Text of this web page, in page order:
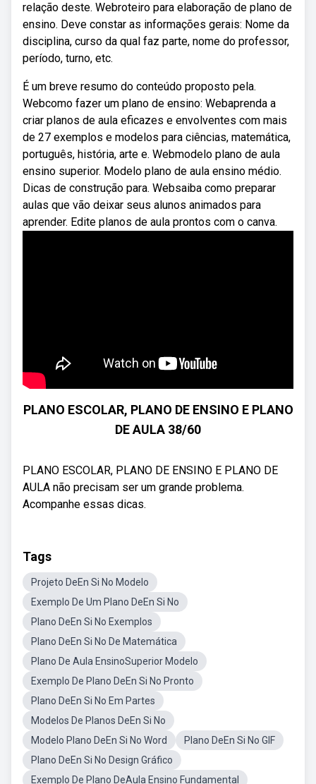
relação deste. Webroteiro para elaboração de plano de
ensino. Deve constar as informações gerais: Nome da
disciplina, curso da qual faz parte, nome do professor,
período, turno, etc.
É um breve resumo do conteúdo proposto pela.
Webcomo fazer um plano de ensino: Webaprenda a
criar planos de aula eficazes e envolventes com mais
de 27 exemplos e modelos para ciências, matemática,
português, história, arte e. Webmodelo plano de aula
ensino superior. Modelo plano de aula ensino médio.
Dicas de construção para. Websaiba como preparar
aulas que vão deixar seus alunos animados para
aprender. Edite planos de aula prontos com o canva.
PLANO ESCOLAR, PLANO DE ENSINO E PLANO
DE AULA 38/60
PLANO ESCOLAR, PLANO DE ENSINO E PLANO DE
AULA não precisam ser um grande problema.
Acompanhe essas dicas.
Tags
Projeto DeEn Si No Modelo
Exemplo De Um Plano DeEn Si No
Plano DeEn Si No Exemplos
Plano DeEn Si No De Matemática
Plano De Aula EnsinoSuperior Modelo
Exemplo De Plano DeEn Si No Pronto
Plano DeEn Si No Em Partes
Modelos De Planos DeEn Si No
Modelo Plano DeEn Si No Word
Plano DeEn Si No GIF
Plano DeEn Si No Design Gráfico
Exemplo De Plano DeAula Ensino Fundamental